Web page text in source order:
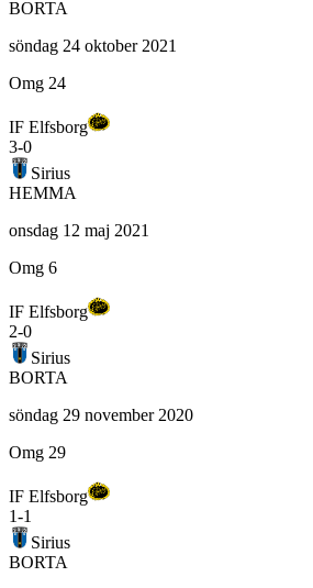
BORTA
söndag 24 oktober 2021
Omg 24
IF Elfsborg
3-0
Sirius
HEMMA
onsdag 12 maj 2021
Omg 6
IF Elfsborg
2-0
Sirius
BORTA
söndag 29 november 2020
Omg 29
IF Elfsborg
1-1
Sirius
BORTA